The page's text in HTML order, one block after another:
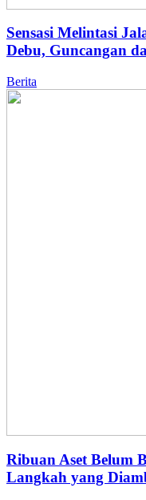
Sensasi Melintasi
Debu, Guncangan
Berita
Ribuan Aset Belum
Langkah yang